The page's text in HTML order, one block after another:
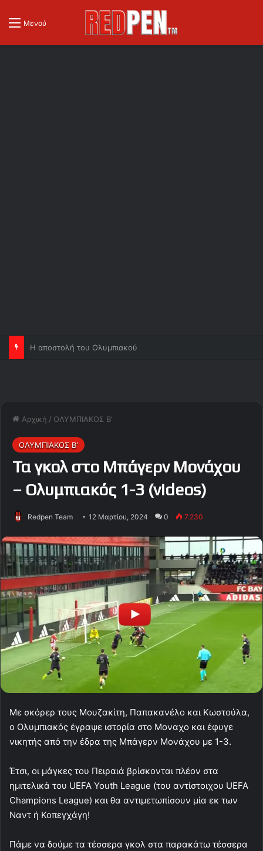
Μενού
Ορτέγκα και Σα, ανεβάζουν κι άλλο τον Ολυμπιακό!
Αρχική / ΟΛΥΜΠΙΑΚΟΣ Β'
ΟΛΥΜΠΙΑΚΟΣ Β'
Τα γκολ στο Μπάγερν Μονάχου
– Ολυμπιακός 1-3 (videos)
Redpen Team 12 Μαρτίου, 2024 0 7.230
Με σκόρερ τους Μουζακίτη, Παπακανέλο και Κωστούλα,
ο Ολυμπιακός έγραψε ιστορία στο Μοναχο και έφυγε
νικητής από την έδρα της Μπάγερν Μονάχου με 1-3.
Έτσι, οι μάγκες του Πειραιά βρίσκονται πλέον στα
ημιτελικά του UEFA Youth League (του αντίστοιχου UEFA
Champions League) και θα αντιμετωπίσουν μία εκ των
Ναντ ή Κοπεγχάγη!
Πάμε να δούμε τα τέσσερα γκολ στα παρακάτω τέσσερα